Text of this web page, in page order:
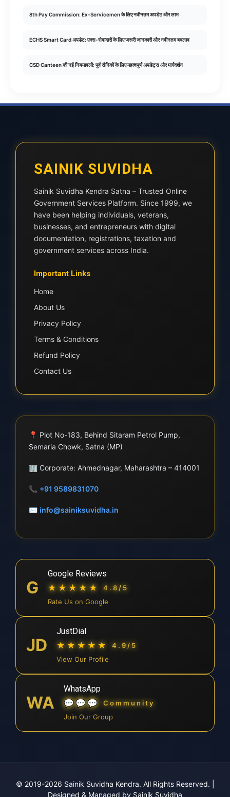
8th Pay Commission: Ex-Servicemen के लिए नवीनतम अपडेट और लाभ
ECHS Smart Card अपडेट: एक्स-सेवादारों के लिए जरूरी जानकारी और नवीनतम बदलाव
CSD Canteen की नई नियमावली: पूर्व सैनिकों के लिए महत्वपूर्ण अपडेट्स और मार्गदर्शन
SAINIK SUVIDHA
Sainik Suvidha Kendra Satna – Trusted Online
Government Services Platform. Since 1999, we
have been helping individuals, veterans,
businesses, and entrepreneurs with digital
documentation, registrations, taxation and
government services across India.
Important Links
Home
About Us
Privacy Policy
Terms & Conditions
Refund Policy
Contact Us
📍 Plot No-183, Behind Sitaram Petrol Pump,
Semaria Chowk, Satna (MP)
🏢 Corporate: Ahmednagar, Maharashtra – 414001
📞 +91 9589831070
✉ info@sainiksuvidha.in
G
Google Reviews
★★★★★
4.8/5
Rate Us on Google
JD
JustDial
★★★★★
4.9/5
View Our Profile
WA
WhatsApp
💬💬💬
Community
Join Our Group
© 2019-2026 Sainik Suvidha Kendra. All Rights Reserved.
Designed & Managed by Sainik Suvidha